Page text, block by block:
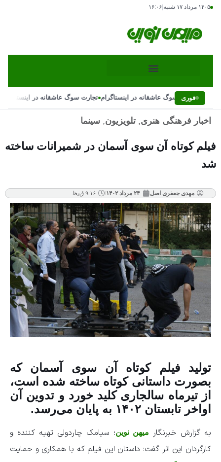
۱۴۰۵ مرداد ۱۷ شنبه ۱۶:۰۶
فوری
تجارت سوگ عاشقانه در اینستاگرام•تجارت سوگ عاشقانه در اینستاگرام
اخبار فرهنگی هنری, تلویزیون, سینما
فیلم کوتاه آن سوی آسمان در شمیرانات ساخته
شد
مهدی جعفری اصل ۲۴ مرداد ۱۴۰۲ ۹:۱۶ ق٫ظ
تولید فیلم کوتاه آن سوی آسمان که
بصورت داستانی کوتاه ساخته شده است،
از تیرماه سالجاری کلید خورد و تدوین آن
اواخر تابستان ۱۴۰۲ به پایان می‌رسد.
به گزارش خبرنگار میهن نوین؛ سیامک چاردولی تهیه کننده و
کارگردان این اثر گفت: داستان این فیلم که با همکاری و حمایت